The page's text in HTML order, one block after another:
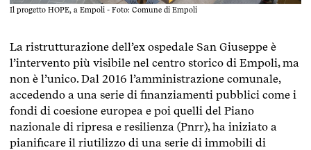
Il progetto HOPE, a Empoli - Foto: Comune di Empoli
La ristrutturazione dell’ex ospedale San Giuseppe è
l’intervento più visibile nel centro storico di Empoli, ma
non è l’unico. Dal 2016 l’amministrazione comunale,
accedendo a una serie di finanziamenti pubblici come i
fondi di coesione europea e poi quelli del Piano
nazionale di ripresa e resilienza (Pnrr), ha iniziato a
pianificare il riutilizzo di una serie di immobili di